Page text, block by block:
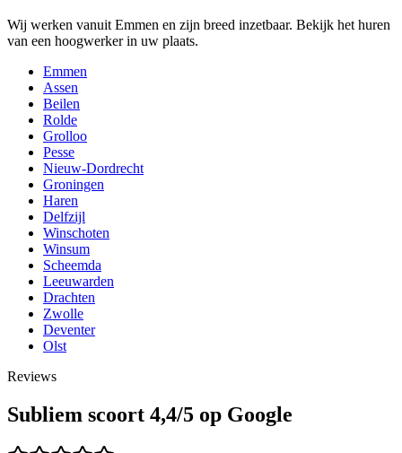
Wij werken vanuit Emmen en zijn breed inzetbaar. Bekijk het huren
van een hoogwerker in uw plaats.
Emmen
Assen
Beilen
Rolde
Grolloo
Pesse
Nieuw-Dordrecht
Groningen
Haren
Delfzijl
Winschoten
Winsum
Scheemda
Leeuwarden
Drachten
Zwolle
Deventer
Olst
Reviews
Subliem scoort 4,4/5 op Google